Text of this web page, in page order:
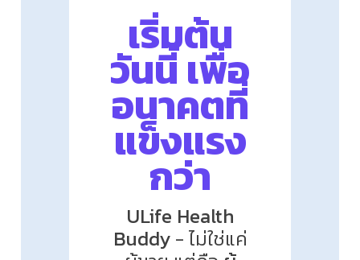
เริ่มต้น
วันนี้ เพื่อ
อนาคตที่
แข็งแรง
กว่า
ULife Health
Buddy- ไม่ใช่แค่